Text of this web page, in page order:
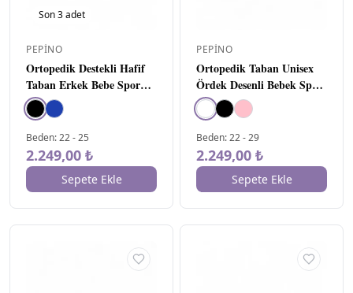
Son3adet
PEPINO
Ortopedik Destekli Hafif
Taban Erkek Bebe Spor
Ayakkabı Siyah
Beden:22-25
2.249,00 ₺
Sepete Ekle
PEPINO
Ortopedik Taban Unisex
Ördek Desenli Bebek Spor
Ayakkabı Beyaz
Beden:22-29
2.249,00 ₺
Sepete Ekle